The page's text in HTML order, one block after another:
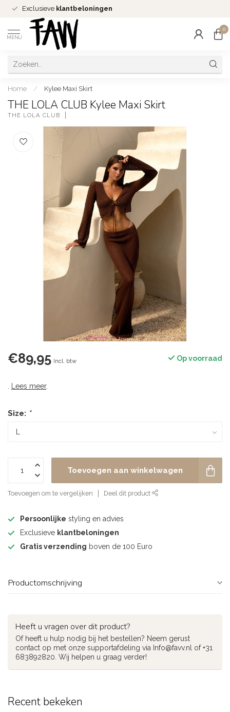
Exclusieve klantbeloningen
MENU
0
Home / Kylee Maxi Skirt
THE LOLA CLUB Kylee Maxi Skirt
THE LOLA CLUB
€89,95 Incl. btw Op voorraad
Lees meer.
Size: *
Toevoegen aan winkelwagen
Toevoegen om te vergelijken Deel dit product
Persoonlijke styling en advies
Exclusieve klantbeloningen
Gratis verzending boven de 100 Euro
Productomschrijving
Heeft u vragen over dit product?
Of heeft u hulp nodig bij het bestellen? Neem gerust
contact op met onze supportafdeling via Info@favv.nl
of +31
683892820. Wij helpen u graag verder!
Recent bekeken